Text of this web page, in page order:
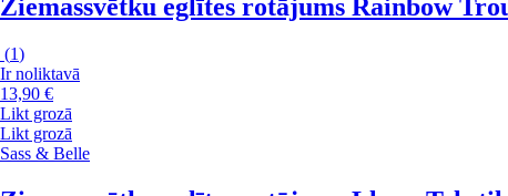
Ziemassvētku eglītes rotājums Rainbow
(1)
Ir noliktavā
13,90 €
Likt grozā
Likt grozā
Sass & Belle